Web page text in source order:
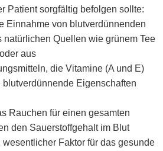
Patient sorgfältig befolgen sollte:
Einnahme von blutverdünnenden
natürlichen Quellen wie grünem Tee
aus
die Vitamine (A und E)
Eigenschaften
Rauchen für einen gesamten
den Sauerstoffgehalt im Blut
wesentlicher Faktor für das gesunde